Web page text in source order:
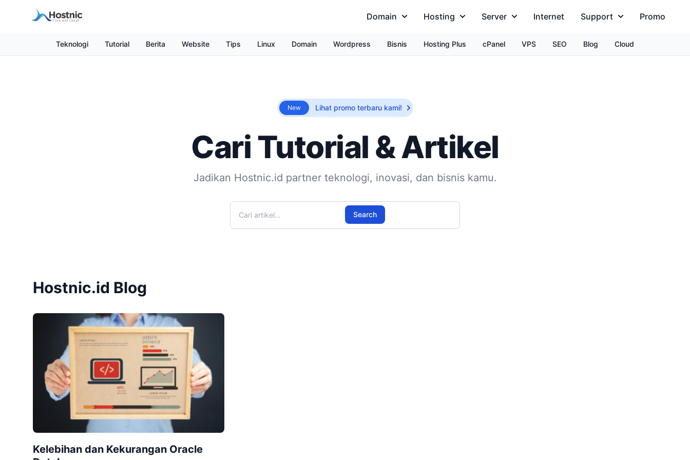
Domain Hosting Server Internet Support Promo
Teknologi Tutorial Berita Website Tips Linux Domain Wordpress Bisnis Hosting Plus cPanel VPS SEO Blog Cloud
New Lihat promo terbaru kami!
Cari Tutorial & Artikel
Jadikan Hostnic.id partner teknologi, inovasi, dan bisnis kamu.
Cari artikel
Search
Hostnic.id Blog
Kelebihan dan Kekurangan Oracle